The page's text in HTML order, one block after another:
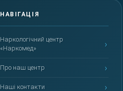
Наркологічний центр
«Наркомед»
Про наш центр
Наші контакти